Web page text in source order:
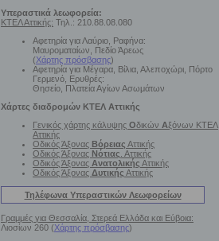
Υπεραστικά λεωφορεία:
ΚΤΕΛ Αττικής: Τηλ.: 210.88.08.080
Αφετηρία για Λαύριο, Ραφήνα:
Μαυροματαίων, Πεδίο Άρεως
(Χάρτης πρόσβασης)
Αφετηρία για Μέγαρα, Βίλια, Αλεποχώρι, Πόρτο
Γερμενό, Ερυθρές:
Θησείο, Πλατεία Αγίων Ασωμάτων
Χάρτες διαδρομών ΚΤΕΛ Αττικής
Γενικός χάρτης κάλυψης Οδικών Αξόνων ΚΤΕΛ
Αττικής
Οδικός Άξονας Βόρειας Αττικής
Οδικός Άξονας Νότιας . Αττικής
Οδικός Άξονας Ανατολικής Αττικής
Οδικός Άξονας Δυτικής Αττικής
Τηλέφωνα Υπεραστικών Λεωφορείων
Γραμμές για Θεσσαλία, Στερεά Ελλάδα και Εύβοια:
Λιοσίων 260 (Χάρτης πρόσβασης)